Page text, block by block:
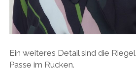
Ein weiteres Detail sind die
Passe im Rücken.